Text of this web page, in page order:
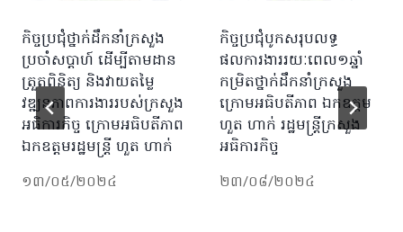
កិច្ចប្រជុំថ្នាក់ដឹកនាំក្រសួង
ប្រចាំសប្តាហ៍ ដើម្បីតាមដាន
ត្រួតពិនិត្យ និងវាយតម្លៃ
វឌ្ឍនភាពការងាររបស់ក្រសួង
អធិការកិច្ច ក្រោមអធិបតីភាព
ឯកឧត្តមរដ្ឋមន្រ្តី ហួត ហាក់
១៣/០៥/២០២៤
កិច្ចប្រជុំបូកសរុបលទ្ធ
ផលការងាររយៈពេល១ឆ្នាំ
កម្រិតថ្នាក់ដឹកនាំក្រសួង
ក្រោមអធិបតីភាព ឯកឧត្តម
ហួត ហាក់ រដ្ឋមន្រ្តីក្រសួង
អធិការកិច្ច
២៣/០៨/២០២៤